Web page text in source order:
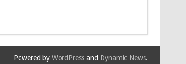
Powered byWordPress and Dynamic News.